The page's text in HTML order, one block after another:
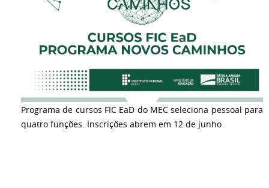
Programa de cursos FIC EaD do MEC seleciona pessoal para
quatro funções. Inscrições abrem em 12 de junho